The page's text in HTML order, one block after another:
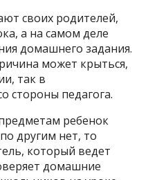
своих родителей,
а на самом деле
домашнего задания.
может крыться,
так в
стороны педагога.
ребенок
другим нет, то
который ведет
домашние